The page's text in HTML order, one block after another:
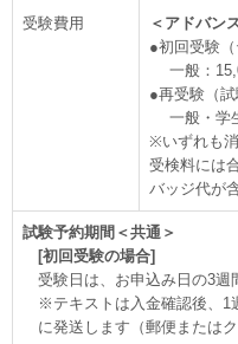
受験費用
＜アドバン
●初回受験（
一般：
●再受験（試
一般・学
※いずれも
受検料には
バッジ代が
試験予約期間＜共通＞
[初回受験の場合]
受験日は、お申込み日の3週
※テキストは入金確認後、1
に発送します（郵便または